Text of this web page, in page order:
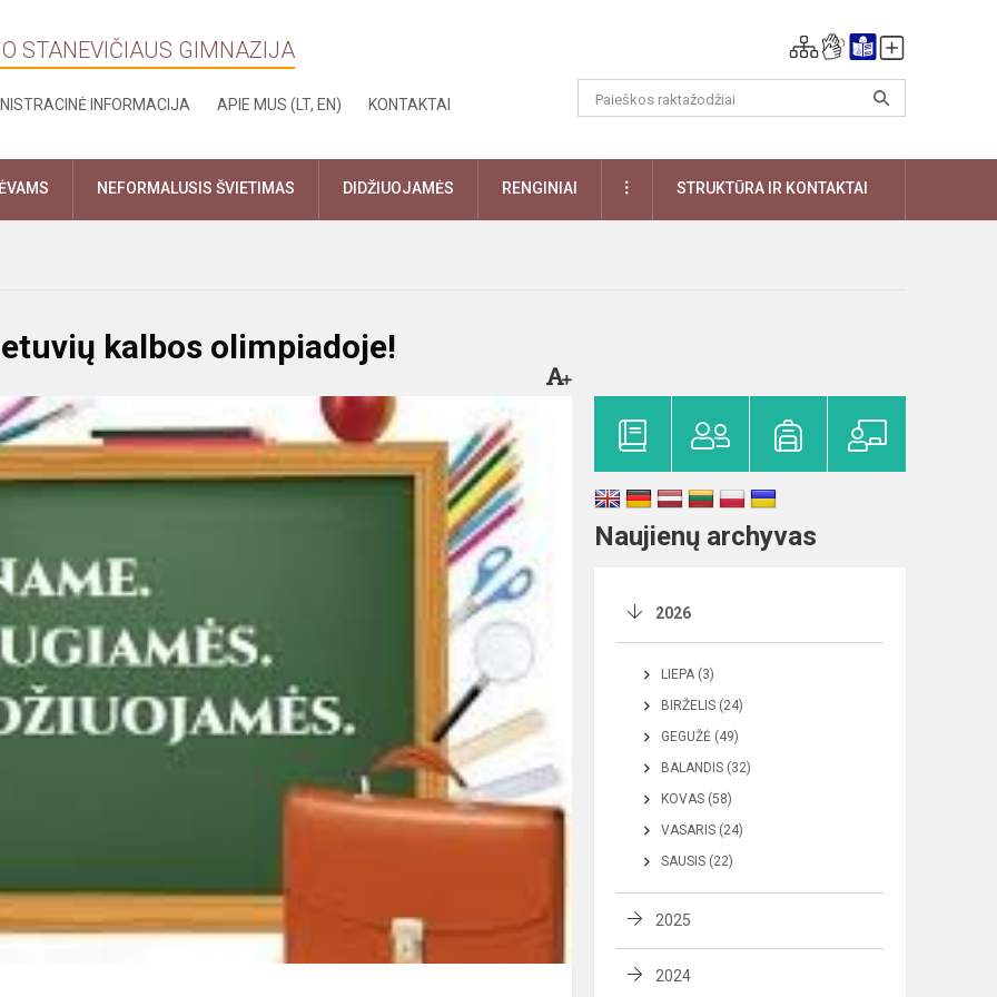
STANEVIČIAUS GIMNAZIJA
INFORMACIJA APIE MUS (LT, EN) KONTAKTAI
NEFORMALUSIS ŠVIETIMAS DIDŽIUOJAMĖS RENGINIAI DAUGIAUSTRUKTŪRA IR KONTAKTAI
kalbos olimpiadoje!
Naujienų archyvas
2026
LIEPA (3)
BIRŽELIS (24)
GEGUŽĖ (49)
BALANDIS (32)
KOVAS (58)
VASARIS (24)
SAUSIS (22)
2025
2024